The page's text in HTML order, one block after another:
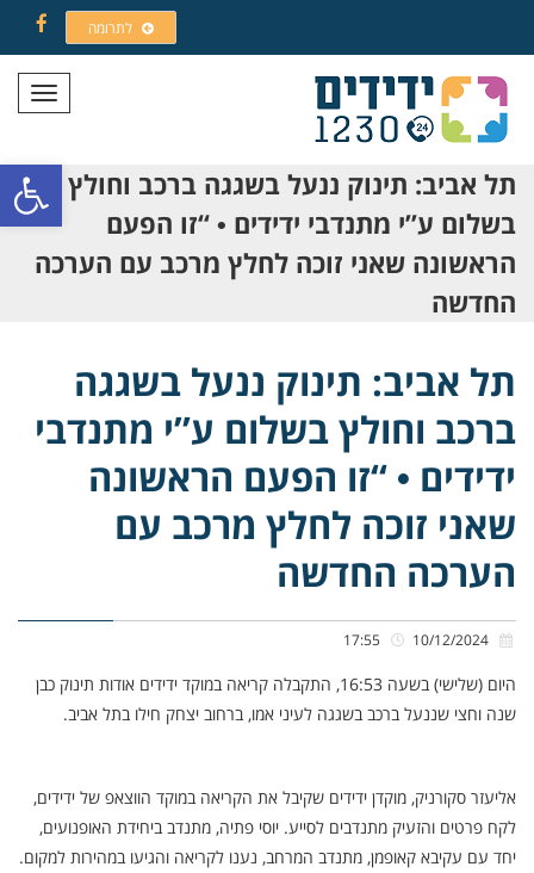
פתח
לתרומה
תפריט
תל אביב: תינוק ננעל בשגגה ברכב וחולץ
בשלום ע”י מתנדבי ידידים • “זו הפעם
הראשונה שאני זוכה לחלץ מרכב עם הערכה
החדשה
תל אביב: תינוק ננעל בשגגה
ברכב וחולץ בשלום ע”י מתנדבי
ידידים • “זו הפעם הראשונה
שאני זוכה לחלץ מרכב עם
הערכה החדשה
היום (שלישי) בשעה 16:53, התקבלה קריאה במוקד ידידים אודות תינוק כבן
שנה וחצי שננעל ברכב בשגגה לעיני אמו, ברחוב יצחק חילו בתל אביב.
אליעזר סקורניק, מוקדן ידידים שקיבל את הקריאה במוקד הווצאפ של ידידים,
לקח פרטים והזעיק מתנדבים לסייע. יוסי פתיה, מתנדב ביחידת האופנועים,
יחד עם עקיבא קאופמן, מתנדב המרחב, נענו לקריאה והגיעו במהירות למקום.